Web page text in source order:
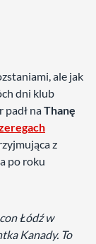
ale jak
dni klub
padł naThanę
z
po roku
Łódź w
Kanady. To